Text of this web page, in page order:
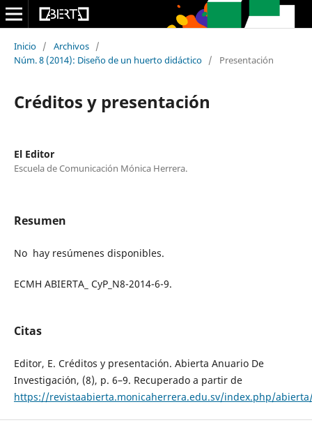
Inicio / Archivos /
Núm. 8 (2014): Diseño de un huerto didáctico / Presentación
Créditos y presentación
El Editor
Escuela de Comunicación Mónica Herrera.
Resumen
No hay resúmenes disponibles.
ECMH ABIERTA_ CyP_N8-2014-6-9.
Citas
Editor, E. Créditos y presentación. Abierta Anuario De
Investigación, (8), p. 6–9. Recuperado a partir de
https://revistaabierta.monicaherrera.edu.sv/index.php/